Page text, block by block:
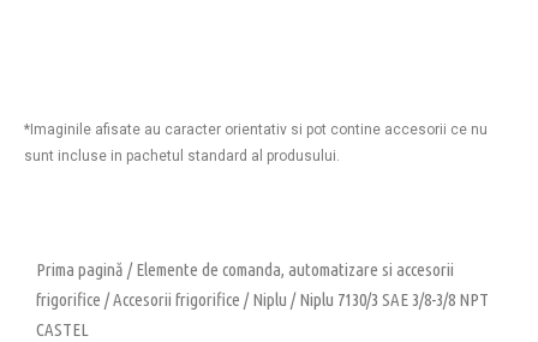
*Imaginile afisate au caracter orientativ si pot contine accesorii ce nu
sunt incluse in pachetul standard al produsului.
Prima pagină /Elemente de comanda, automatizare si accesorii
frigorifice /Accesorii frigorifice /Niplu / Niplu 7130/3 SAE 3/8-3/8 NPT
CASTEL